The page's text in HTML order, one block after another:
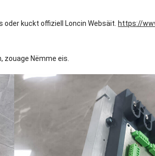
kuckt offiziell Loncin Websäit. https://
zouage Nëmme eis.